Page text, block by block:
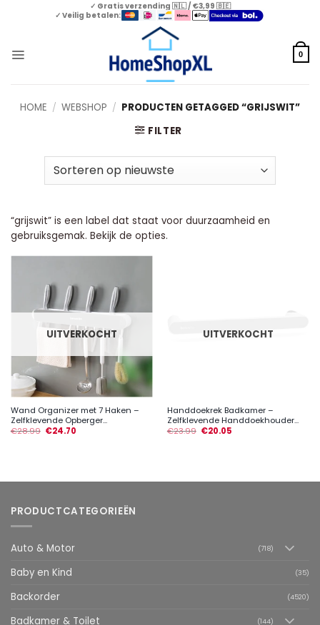
✓ Gratis verzending 🇳🇱 / €3,99 🇧🇪
✓ Veilig betalen:
0
HOME / WEBSHOP / PRODUCTEN GETAGGED “GRIJSWIT”
FILTER
“grijswit” is een label dat staat voor duurzaamheid en
gebruiksgemak. Bekijk de opties.
UITVERKOCHT
Wand Organizer met 7 Haken –
Zelfklevende Opberger...
€28.99 €24.70
UITVERKOCHT
Handdoekrek Badkamer –
Zelfklevende Handdoekhouder...
€23.99 €20.05
PRODUCTCATEGORIEËN
Auto & Motor (718)
Baby en Kind (35)
Backorder (4520)
Badkamer & Toilet (144)